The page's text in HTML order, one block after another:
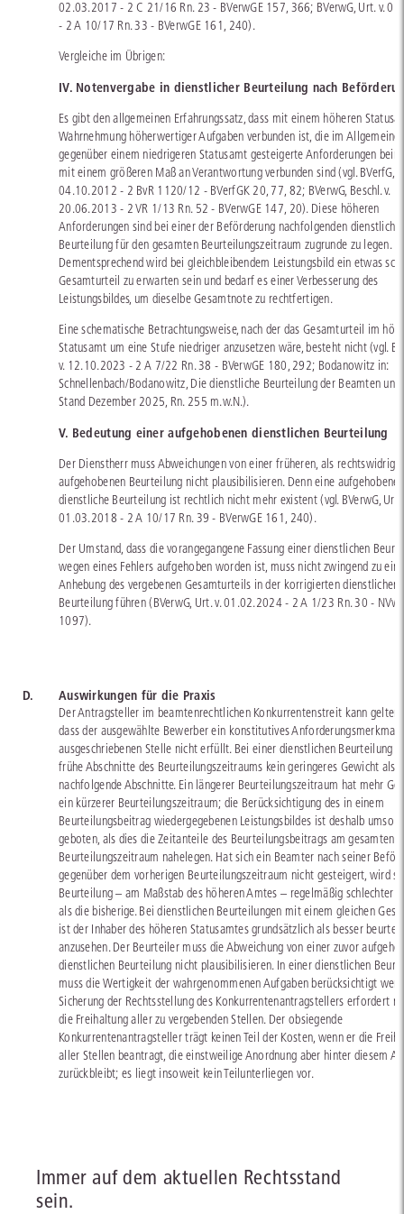
02.03.2017 - 2 C 21/16 Rn. 23 - BVerwGE 157, 366; BVerwG, Urt. v.
- 2 A 10/17 Rn. 33 - BVerwGE 161, 240).
Vergleiche im Übrigen:
IV. Notenvergabe in dienstlicher Beurteilung nach
Es gibt den allgemeinen Erfahrungssatz, dass mit einem höheren
Wahrnehmung höherwertiger Aufgaben verbunden ist, die im
gegenüber einem niedrigeren Statusamt gesteigerte Anforderungen
mit einem größeren Maß an Verantwortung verbunden sind (vgl. BVerfG,
04.10.2012 - 2 BvR 1120/12 - BVerfGK 20, 77, 82; BVerwG, Beschl. v.
20.06.2013 - 2 VR 1/13 Rn. 52 - BVerwGE 147, 20). Diese höheren
Anforderungen sind bei einer der Beförderung nachfolgenden
Beurteilung für den gesamten Beurteilungszeitraum zugrunde zu legen.
Dementsprechend wird bei gleichbleibendem Leistungsbild ein etwas
Gesamturteil zu erwarten sein und bedarf es einer Verbesserung des
Leistungsbildes, um dieselbe Gesamtnote zu rechtfertigen.
Eine schematische Betrachtungsweise, nach der das Gesamturteil im
Statusamt um eine Stufe niedriger anzusetzen wäre, besteht nicht (vgl.
v. 12.10.2023 - 2 A 7/22 Rn. 38 - BVerwGE 180, 292; Bodanowitz in:
Schnellenbach/Bodanowitz, Die dienstliche Beurteilung der Beamten und
Stand Dezember 2025, Rn. 255 m.w.N.).
V. Bedeutung einer aufgehobenen dienstlichen Beurteilung
Der Dienstherr muss Abweichungen von einer früheren, als rechtswidrig
aufgehobenen Beurteilung nicht plausibilisieren. Denn eine aufgehobene
dienstliche Beurteilung ist rechtlich nicht mehr existent (vgl. BVerwG, Urt.
01.03.2018 - 2 A 10/17 Rn. 39 - BVerwGE 161, 240).
Der Umstand, dass die vorangegangene Fassung einer dienstlichen
wegen eines Fehlers aufgehoben worden ist, muss nicht zwingend zu
Anhebung des vergebenen Gesamturteils in der korrigierten dienstlichen
Beurteilung führen (BVerwG, Urt. v. 01.02.2024 - 2 A 1/23 Rn. 30 -
1097).
D. Auswirkungen für die Praxis
Der Antragsteller im beamtenrechtlichen Konkurrentenstreit kann
dass der ausgewählte Bewerber ein konstitutives Anforderungsmerkmal
ausgeschriebenen Stelle nicht erfüllt. Bei einer dienstlichen Beurteilung
frühe Abschnitte des Beurteilungszeitraums kein geringeres Gewicht als
nachfolgende Abschnitte. Ein längerer Beurteilungszeitraum hat mehr
ein kürzerer Beurteilungszeitraum; die Berücksichtigung des in einem
Beurteilungsbeitrag wiedergegebenen Leistungsbildes ist deshalb umso
geboten, als dies die Zeitanteile des Beurteilungsbeitrags am gesamten
Beurteilungszeitraum nahelegen. Hat sich ein Beamter nach seiner
gegenüber dem vorherigen Beurteilungszeitraum nicht gesteigert, wird
Beurteilung – am Maßstab des höheren Amtes – regelmäßig schlechter
als die bisherige. Bei dienstlichen Beurteilungen mit einem gleichen
ist der Inhaber des höheren Statusamtes grundsätzlich als besser
anzusehen. Der Beurteiler muss die Abweichung von einer zuvor
dienstlichen Beurteilung nicht plausibilisieren. In einer dienstlichen
muss die Wertigkeit der wahrgenommenen Aufgaben berücksichtigt
Sicherung der Rechtsstellung des Konkurrentenantragstellers erfordert
die Freihaltung aller zu vergebenden Stellen. Der obsiegende
Konkurrentenantragsteller trägt keinen Teil der Kosten, wenn er die
aller Stellen beantragt, die einstweilige Anordnung aber hinter diesem
zurückbleibt; es liegt insoweit kein Teilunterliegen vor.
Immer auf dem aktuellen Rechtsstand
sein.